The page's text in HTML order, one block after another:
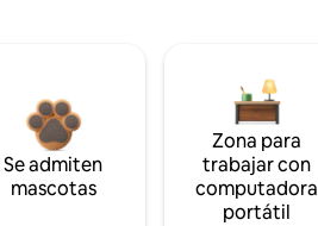
Se admiten
mascotas
Zona para
trabajar con
computadora
portátil